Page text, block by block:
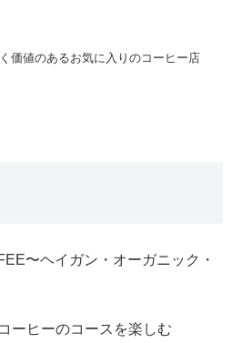
価値のあるお気に入りのコーヒー店
〜ヘイガン・オーガニック・
ーヒーのコースを楽しむ